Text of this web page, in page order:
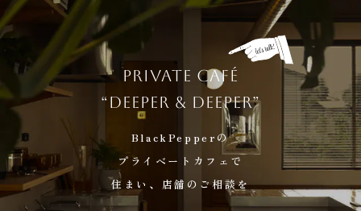
初めての方へ
施工事例
オーナー様の暮らし
性能について
住まいの事典
イベント
インフォメーション
採用情報
PRIVATE CAFÉ
“DEEPER & DEEPER”
BlackPepperの
プライベートカフェで
住まい、店舗のご相談を